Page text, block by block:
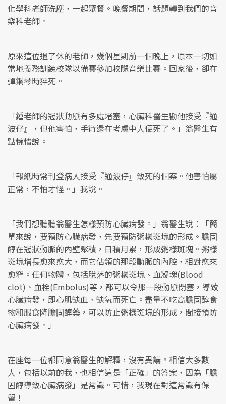
化學科老師洗塵，一起聚餐。晚餐期間，話題轉到我們的音
樂科老師。
原來這位退了休的老師，幾個星期前一個晚上，原本一切如
常地義務訓練校隊以備賽參加校際音樂比賽。回家後，卻在
彈鋼琴時猝死。
「鍾老師的冠狀動脈有多處堵塞，心臟科醫生勸他接受『通
波仔』，但他害怕，手術還在考慮中人便死了。」翁醫生有
點惋惜說。
「報紙時常刊登病人接受『通波仔』致死的個案。他害怕屬
正常，不怕才怪。」我說。
「我們想聽聽翁醫生怎樣預防心臟病發。」翁醫生說：「簡
單來說，要預防心臟病發，先要預防粥樣斑塊的形成。膽固
醇在冠狀動脈的內壁聚積，日積月累，形成粥樣斑塊。粥樣
斑塊增長愈來愈大，而它佔領的那段動脈的內腔，相對愈來
愈窄。任何物體，包括脫落的粥樣斑塊、血凝塊(Blood
clot)、血栓(Embolus)等，都可以令那一段動脈閉塞，導致
心臟病發，即心肌缺血、缺氧而死亡。盡量不吃高膽固醇食
物和服食降膽固醇藥，可以防止粥樣斑塊的形成，間接預防
心臟病發。」
在座每一位都同意翁醫生的解釋，沒有異議。相信大多數
人，包括以前的我，也相信這是「正確」的答案，因為「膽
固醇導致心臟病發」是常識。可惜，我現在對這常識有保
留！